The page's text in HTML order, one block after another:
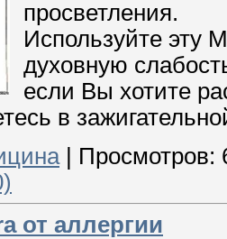
просветления.
Используйте эту
духовную
если Вы хотите
в
| Просмотров:
от аллергии